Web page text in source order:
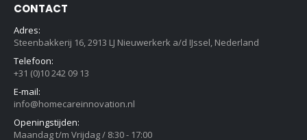
CONTACT
Adres:
Steenbakkerij 16, 2913 LJ Nieuwerkerk a/d IJssel, Nederland
Telefoon:
+31 (0)10 242 09 13
E-mail:
info@homecareinnovation.nl
Openingstijden:
Maandag t/m Vrijdag / 8:30 - 17:00